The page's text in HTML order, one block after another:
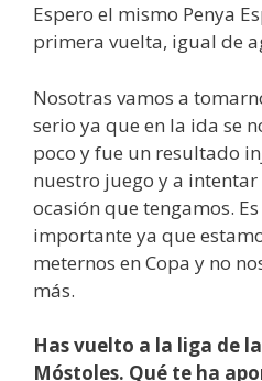
Espero el mismo Penya
primera vuelta, igual de
Nosotras vamos a
serio ya que en la ida se
poco y fue un resultado
nuestro juego y a
ocasión que tengamos.
importante ya que
meternos en Copa y no
más.
Has vuelto a la liga de
Móstoles. Qué te ha